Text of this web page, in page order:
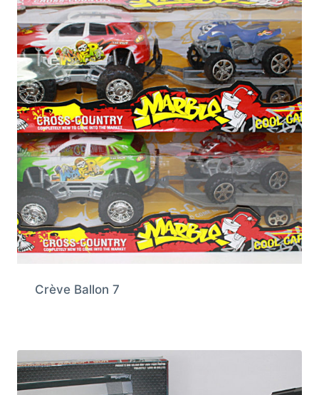
Crève Ballon 7